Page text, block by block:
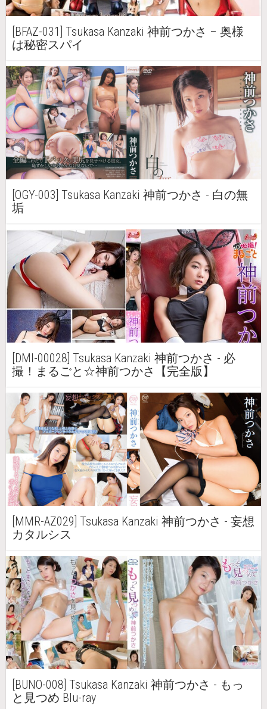
[BFAZ-031] Tsukasa Kanzaki 神前つかさ – 奥様
は秘密スパイ
[OGY-003] Tsukasa Kanzaki 神前つかさ - 白の無
垢
[DMI-00028] Tsukasa Kanzaki 神前つかさ - 必
撮！まるごと☆神前つかさ【完全版】
[MMR-AZ029] Tsukasa Kanzaki 神前つかさ - 妄想
カタルシス
[BUNO-008] Tsukasa Kanzaki 神前つかさ - もっ
と見つめ Blu-ray